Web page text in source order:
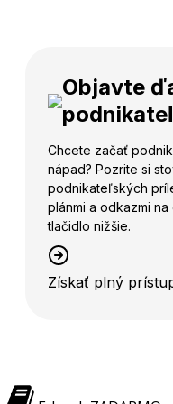
Objavte
Chcete začať
nápad? Pozrite si
podnikateľských
plánmi a odkazmi
tlačidlo nižšie.
Získať plný